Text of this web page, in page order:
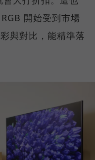
開始受到市場
與對比，能精準落